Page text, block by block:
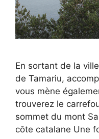
En sortant de la
de Tamariu,
vous mène
trouverez le
sommet du mont
côte catalane Une